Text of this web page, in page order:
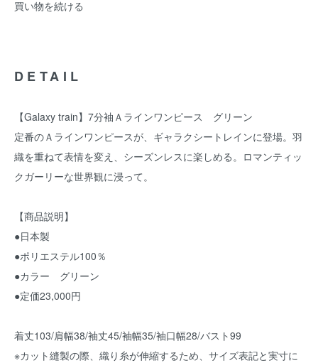
買い物を続ける
DETAIL
【Galaxy train】7分袖Ａラインワンピース グリーン
定番のＡラインワンピースが、ギャラクシートレインに登場。羽
織を重ねて表情を変え、シーズンレスに楽しめる。ロマンティッ
クガーリーな世界観に浸って。
【商品説明】
●日本製
●ポリエステル100％
●カラー グリーン
●定価23,000円
着丈103/肩幅38/袖丈45/袖幅35/袖口幅28/バスト99
※カット縫製の際、織り糸が伸縮するため、サイズ表記と実寸に